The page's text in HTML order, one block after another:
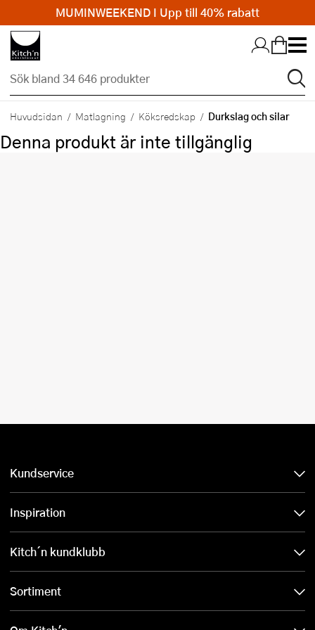
Hopp till huvudinnehållet
Huvudsidan Matlagning Köksredskap Durkslag och silar
Denna produkt är inte tillgänglig
Kundservice
Inspiration
Kitch´n kundklubb
Sortiment
MUMINWEEKEND I Upp till 40% rabatt